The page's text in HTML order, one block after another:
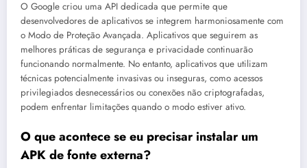
O Google criou uma API dedicada que permite que
desenvolvedores de aplicativos se integrem harmoniosamente com
o Modo de Proteção Avançada. Aplicativos que seguirem as
melhores práticas de segurança e privacidade continuarão
funcionando normalmente. No entanto, aplicativos que utilizam
técnicas potencialmente invasivas ou inseguras, como acessos
privilegiados desnecessários ou conexões não criptografadas,
podem enfrentar limitações quando o modo estiver ativo.
O que acontece se eu precisar instalar um
APK de fonte externa?